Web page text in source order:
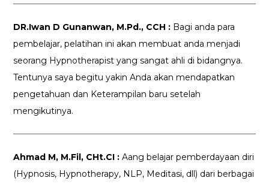
DR.Iwan D Gunanwan, M.Pd., CCH : Bagi anda para
pembelajar, pelatihan ini akan membuat anda menjadi
seorang Hypnotherapist yang sangat ahli di bidangnya.
Tentunya saya begitu yakin Anda akan mendapatkan
pengetahuan dan Keterampilan baru setelah
mengikutinya.
Ahmad M, M.Fil, CHt.CI : Aang belajar pemberdayaan diri
(Hypnosis, Hypnotherapy, NLP, Meditasi, dll) dari berbagai